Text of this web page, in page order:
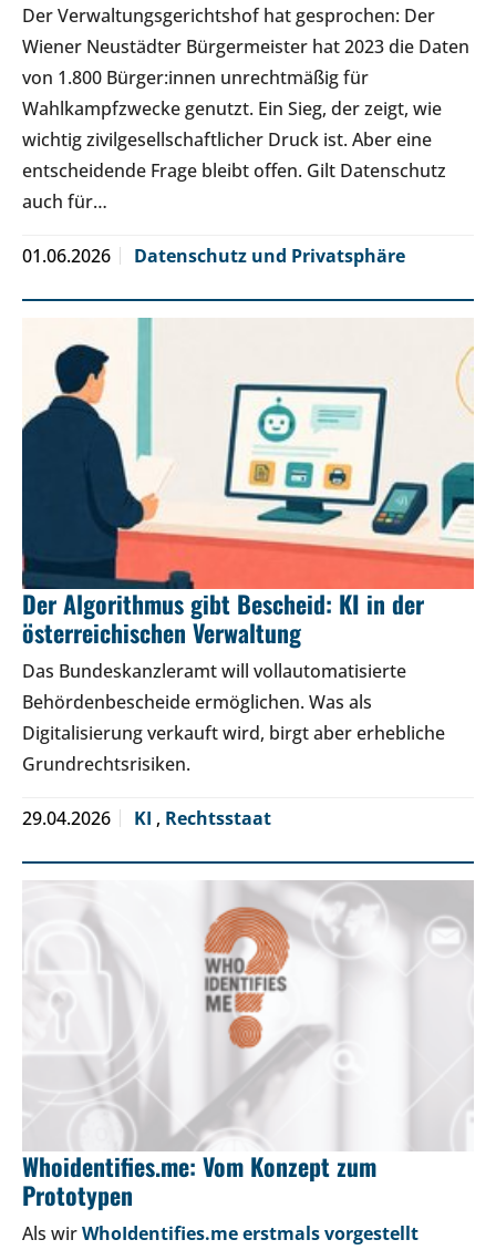
Der Verwaltungsgerichtshof hat gesprochen: Der
Wiener Neustädter Bürgermeister hat 2023 die Daten
von 1.800 Bürger:innen unrechtmäßig für
Wahlkampfzwecke genutzt. Ein Sieg, der zeigt, wie
wichtig zivilgesellschaftlicher Druck ist. Aber eine
entscheidende Frage bleibt offen. Gilt Datenschutz
auch für…
01.06.2026 Datenschutz und Privatsphäre
Der Algorithmus gibt Bescheid: KI in der
österreichischen Verwaltung
Das Bundeskanzleramt will vollautomatisierte
Behördenbescheide ermöglichen. Was als
Digitalisierung verkauft wird, birgt aber erhebliche
Grundrechtsrisiken.
29.04.2026 KI , Rechtsstaat
Whoidentifies.me: Vom Konzept zum
Prototypen
Als wirWhoIdentifies.me erstmals vorgestellt